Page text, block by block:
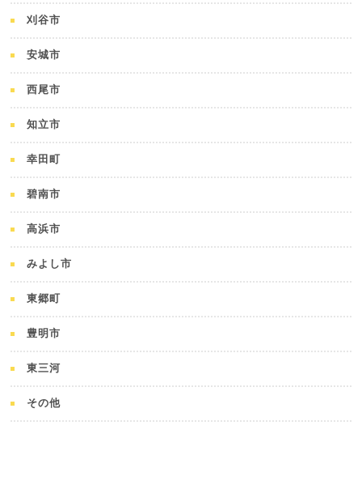
刈谷市
安城市
西尾市
知立市
幸田町
碧南市
高浜市
みよし市
東郷町
豊明市
東三河
その他